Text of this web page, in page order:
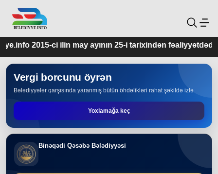
may ayının 25-i tarixindən fəaliyyətdədir.
Vergi borcunu öyrən
Bələdiyyələr qarşısında yaranmış bütün öhdəlikləri rahat şəkildə izlə
Yoxlamağa keç
Binəqədi Qəsəbə Bələdiyyəsi